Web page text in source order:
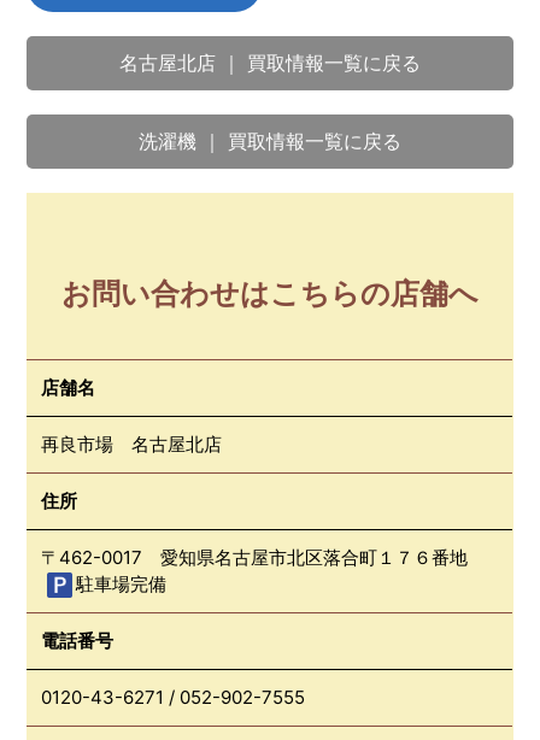
名古屋北店 ｜ 買取情報一覧に戻る
洗濯機 ｜ 買取情報一覧に戻る
お問い合わせはこちらの店舗へ
店舗名
再良市場 名古屋北店
住所
〒462-0017 愛知県名古屋市北区落合町１７６番地
駐車場完備
電話番号
0120-43-6271 / 052-902-7555